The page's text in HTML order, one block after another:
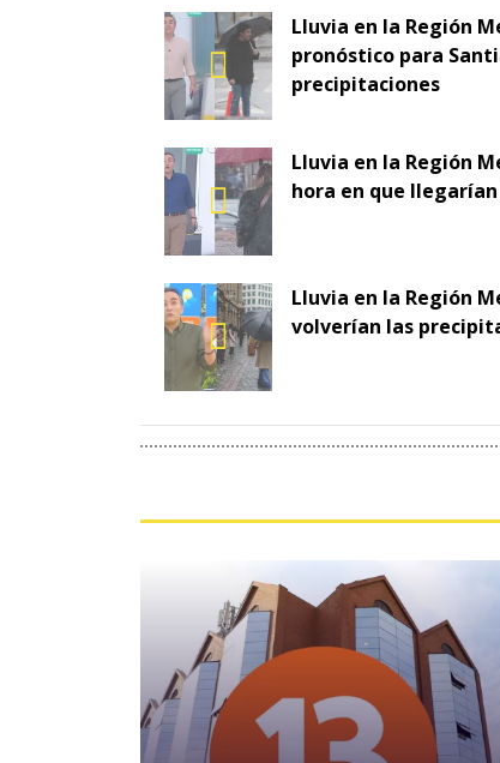
Lluvia en la Región
pronóstico para
precipitaciones
Lluvia en la Región
hora en que
Lluvia en la Región
volverían las